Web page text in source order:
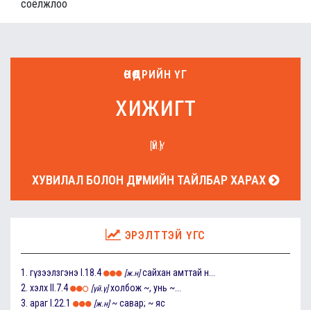
соёлжлоо
ӨНӨӨДРИЙН ҮГ
хижигт
[ҮЙ.Ү]
ХУВИЛАЛ БОЛОН ДҮРМИЙН ТАЙЛБАР ХАРАХ
ЭРЭЛТТЭЙ ҮГС
1. гүзээлзгэнэ I.18.4 [ж.н] сайхан амттай н...
2. хэлх II.7.4 [үй.ү] холбож ~, унь ~...
3. араг I.22.1 [ж.н] ~ савар; ~ яс